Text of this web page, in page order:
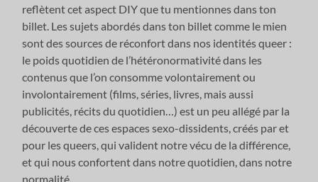
reflètent cet aspect DIY que tu mentionnes dans ton
billet. Les sujets abordés dans ton billet comme le mien
sont des sources de réconfort dans nos identités queer :
le poids quotidien de l’hétéronormativité dans les
contenus que l’on consomme volontairement ou
involontairement (films, séries, livres, mais aussi
publicités, récits du quotidien…) est un peu allégé par la
découverte de ces espaces sexo-dissidents, créés par et
pour les queers, qui valident notre vécu de la différence,
et qui nous confortent dans notre quotidien, dans notre
normalité.